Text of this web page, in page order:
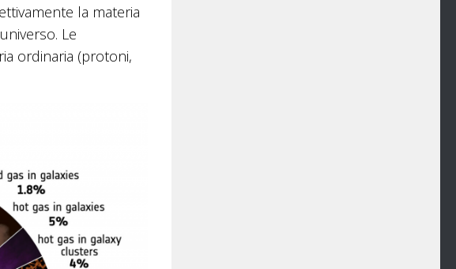
la materia
Le
ordinaria (protoni,